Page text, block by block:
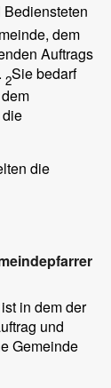
dem
Auftrags
2Sie bedarf
die
in dem der
und
Gemeinde